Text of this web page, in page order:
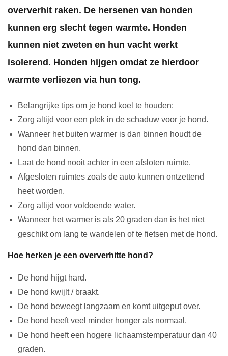
oververhit raken. De hersenen van honden
kunnen erg slecht tegen warmte. Honden
kunnen niet zweten en hun vacht werkt
isolerend. Honden hijgen omdat ze hierdoor
warmte verliezen via hun tong.
Belangrijke tips om je hond koel te houden:
Zorg altijd voor een plek in de schaduw voor je hond.
Wanneer het buiten warmer is dan binnen houdt de
hond dan binnen.
Laat de hond nooit achter in een afsloten ruimte.
Afgesloten ruimtes zoals de auto kunnen ontzettend
heet worden.
Zorg altijd voor voldoende water.
Wanneer het warmer is als 20 graden dan is het niet
geschikt om lang te wandelen of te fietsen met de hond.
Hoe herken je een oververhitte hond?
De hond hijgt hard.
De hond kwijlt / braakt.
De hond beweegt langzaam en komt uitgeput over.
De hond heeft veel minder honger als normaal.
De hond heeft een hogere lichaamstemperatuur dan 40
graden.